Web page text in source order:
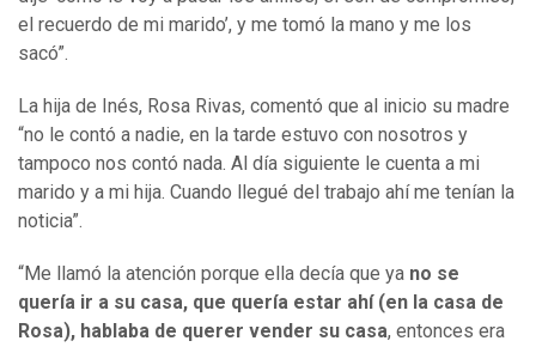
el recuerdo de mi marido’, y me tomó la mano y me los
sacó”.
La hija de Inés, Rosa Rivas, comentó que al inicio su madre
“no le contó a nadie, en la tarde estuvo con nosotros y
tampoco nos contó nada. Al día siguiente le cuenta a mi
marido y a mi hija. Cuando llegué del trabajo ahí me tenían la
noticia”.
“Me llamó la atención porque ella decía que ya no se
quería ir a su casa, que quería estar ahí (en la casa de
Rosa), hablaba de querer vender su casa, entonces era